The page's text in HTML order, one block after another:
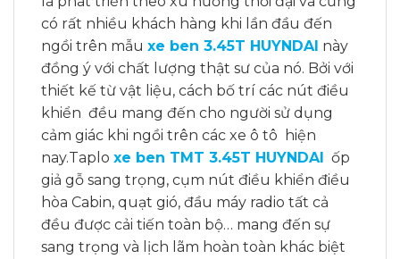
có rất nhiều khách hàng khi lần đầu đến
ngồi trên mẫu xe ben 3.45T HUYNDAI này
đồng ý với chất lượng thật sư của nó. Bởi với
thiết kế từ vật liệu, cách bố trí các nút điều
khiển đều mang đến cho người sử dụng
cảm giác khi ngồi trên các xe ô tô hiện
nay.Taplo xe ben TMT 3.45T HUYNDAI ốp
giả gỗ sang trọng, cụm nút điều khiển điều
hòa Cabin, quạt gió, đầu máy radio tất cả
đều được cải tiến toàn bộ… mang đến sự
sang trọng và lịch lãm hoàn toàn khác biệt